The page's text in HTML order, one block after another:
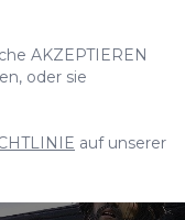
AKZEPTIEREN
oder sie
auf unserer